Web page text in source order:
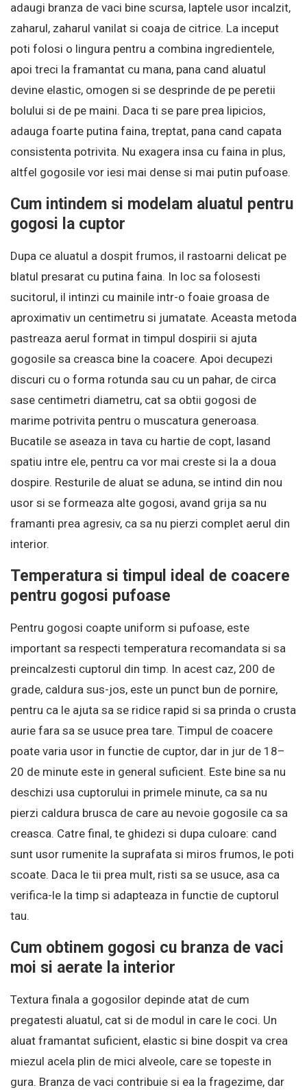
adaugi branza de vaci bine scursa, laptele usor incalzit,
zaharul, zaharul vanilat si coaja de citrice. La inceput
poti folosi o lingura pentru a combina ingredientele,
apoi treci la framantat cu mana, pana cand aluatul
devine elastic, omogen si se desprinde de pe peretii
bolului si de pe maini. Daca ti se pare prea lipicios,
adauga foarte putina faina, treptat, pana cand capata
consistenta potrivita. Nu exagera insa cu faina in plus,
altfel gogosile vor iesi mai dense si mai putin pufoase.
Cum intindem si modelam aluatul pentru
gogosi la cuptor
Dupa ce aluatul a dospit frumos, il rastoarni delicat pe
blatul presarat cu putina faina. In loc sa folosesti
sucitorul, il intinzi cu mainile intr-o foaie groasa de
aproximativ un centimetru si jumatate. Aceasta metoda
pastreaza aerul format in timpul dospirii si ajuta
gogosile sa creasca bine la coacere. Apoi decupezi
discuri cu o forma rotunda sau cu un pahar, de circa
sase centimetri diametru, cat sa obtii gogosi de
marime potrivita pentru o muscatura generoasa.
Bucatile se aseaza in tava cu hartie de copt, lasand
spatiu intre ele, pentru ca vor mai creste si la a doua
dospire. Resturile de aluat se aduna, se intind din nou
usor si se formeaza alte gogosi, avand grija sa nu
framanti prea agresiv, ca sa nu pierzi complet aerul din
interior.
Temperatura si timpul ideal de coacere
pentru gogosi pufoase
Pentru gogosi coapte uniform si pufoase, este
important sa respecti temperatura recomandata si sa
preincalzesti cuptorul din timp. In acest caz, 200 de
grade, caldura sus-jos, este un punct bun de pornire,
pentru ca le ajuta sa se ridice rapid si sa prinda o crusta
aurie fara sa se usuce prea tare. Timpul de coacere
poate varia usor in functie de cuptor, dar in jur de 18–
20 de minute este in general suficient. Este bine sa nu
deschizi usa cuptorului in primele minute, ca sa nu
pierzi caldura brusca de care au nevoie gogosile ca sa
creasca. Catre final, te ghidezi si dupa culoare: cand
sunt usor rumenite la suprafata si miros frumos, le poti
scoate. Daca le tii prea mult, risti sa se usuce, asa ca
verifica-le la timp si adapteaza in functie de cuptorul
tau.
Cum obtinem gogosi cu branza de vaci
moi si aerate la interior
Textura finala a gogosilor depinde atat de cum
pregatesti aluatul, cat si de modul in care le coci. Un
aluat framantat suficient, elastic si bine dospit va crea
miezul acela plin de mici alveole, care se topeste in
gura. Branza de vaci contribuie si ea la fragezime, dar